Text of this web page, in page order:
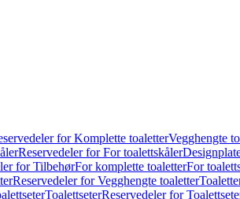
for Komplette toaletterVegghengte
Reservedeler for For toalettskåler
for TilbehørFor komplette toaletterFor
Reservedeler for Vegghengte toaletter
ToalettseterReservedeler for